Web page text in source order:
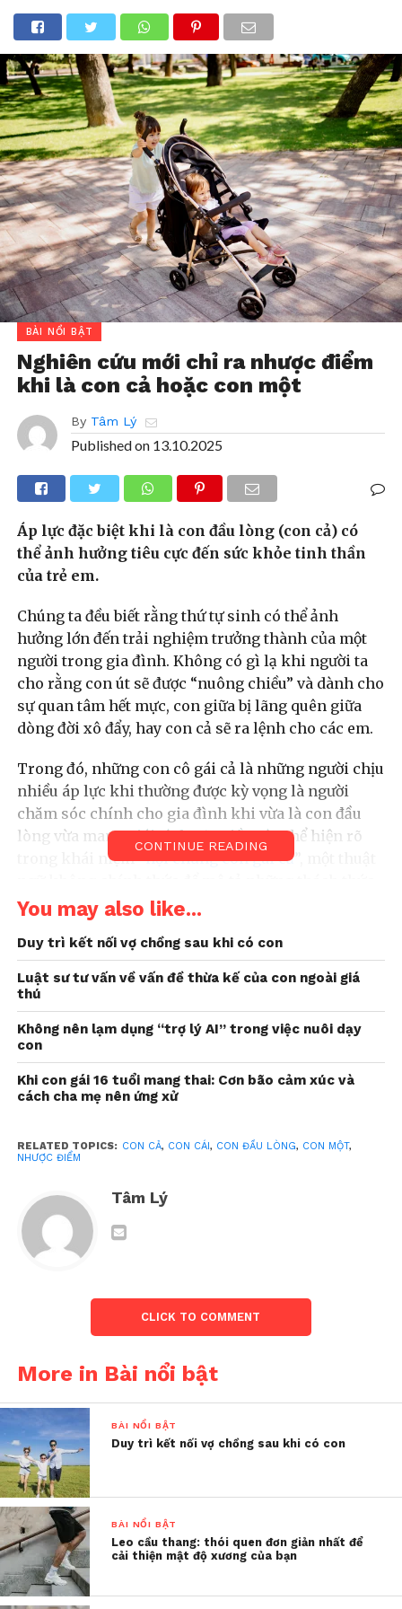
BÀI NỔI BẬT
Nghiên cứu mới chỉ ra nhược điểm
khi là con cả hoặc con một
By Tâm Lý
Published on 13.10.2025
Áp lực đặc biệt khi là con đầu lòng (con cả) có
thể ảnh hưởng tiêu cực đến sức khỏe tinh thần
của trẻ em.
Chúng ta đều biết rằng thứ tự sinh có thể ảnh
hưởng lớn đến trải nghiệm trưởng thành của một
người trong gia đình. Không có gì lạ khi người ta
cho rằng con út sẽ được “nuông chiều” và dành cho
sự quan tâm hết mực, con giữa bị lãng quên giữa
dòng đời xô đẩy, hay con cả sẽ ra lệnh cho các em.
Trong đó, những con cô gái cả là những người chịu
nhiều áp lực khi thường được kỳ vọng là người
chăm sóc chính cho gia đình khi vừa là con đầu
lòng vừa mang giới tính nữ. Điều này thể hiện rõ
trong khái niệm “hội chứng con gái cả”, một thuật
tâm lý mà con gái lớn thường phải đối mặt do gánh
nặng trách nhiệm và kỳ vọng lớn hơn so với các
anh chị em khác. Điều này cũng định hình cuộc
sống và tính cách của con gái cả.
Lisette Schuitemaker, tác giả của cuốn “ The Eldest
Daughter Effect: How Firstborn Women Harness
Their Strengths”, đã chia sẻ:
đầu từ khi còn nhỏ”, nên không có gì ngạc nhiên
khi con gái cả lại chiếm ưu thế trong các vị trí lãnh
một số những người là con gái đầu lòng được
Schuitemaker nhắc đến trong cuốn sách của mình.
“Con gái đầu lòng thường
được đào tạo để trở thành
trách nhiệm, tận tụy, thực
tế, chu đáo và biết quan
tâm.”
Schuitemaker chia sẻ
Tuy nhiên, việc là con gái cả cũng có những ảnh
hưởng tiêu cực khác. Các bé gái có thể bị gánh nặng
chăm sóc một cách bất công do giới tính của mình,
bị “phụ huynh hóa” hoặc cảm thấy có trách nhiệm
từ khi còn nhỏ đối với những nhiệm vụ thường
thuộc về cha mẹ.
CONTINUE READING
You may also like...
Duy trì kết nối vợ chồng sau khi có con
Luật sư tư vấn về vấn đề thừa kế của con ngoài giá
thú
Không nên lạm dụng “trợ lý AI” trong việc nuôi dạy
con
Khi con gái 16 tuổi mang thai: Cơn bão cảm xúc và
cách cha mẹ nên ứng xử
RELATED TOPICS: CON CẢ, CON CÁI, CON ĐẦU LÒNG, CON MỘT,
NHƯỢC ĐIỂM
Tâm Lý
CLICK TO COMMENT
More in Bài nổi bật
BÀI NỔI BẬT
Duy trì kết nối vợ chồng sau khi có con
BÀI NỔI BẬT
Leo cầu thang: thói quen đơn giản nhất để
cải thiện mật độ xương của bạn